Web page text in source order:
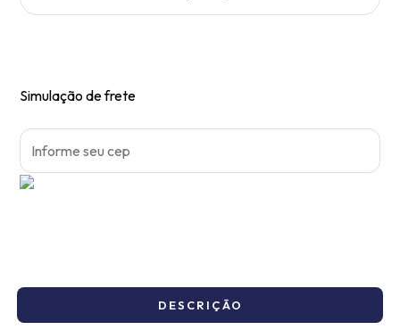
Simulação de frete
DESCRIÇÃO